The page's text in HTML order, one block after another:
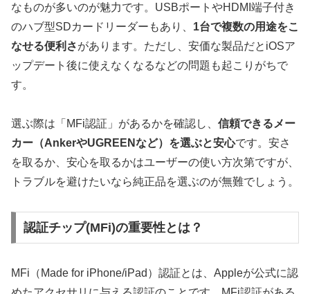
なものが多いのが魅力です。USBポートやHDMI端子付き
のハブ型SDカードリーダーもあり、 1台で複数の用途をこ
なせる便利さがあります。ただし、安価な製品だとiOSア
ップデート後に使えなくなるなどの問題も起こりがちで
す。
選ぶ際は「MFi認証」があるかを確認し、 信頼できるメー
カー（AnkerやUGREENなど）を選ぶと安心です。安さ
を取るか、安心を取るかはユーザーの使い方次第ですが、
トラブルを避けたいなら純正品を選ぶのが無難でしょう。
認証チップ(MFi)の重要性とは？
MFi（Made for iPhone/iPad）認証とは、Appleが公式に認